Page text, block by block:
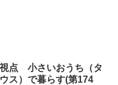
視点 小さいおうち（タ
ス）で暮らす(第174